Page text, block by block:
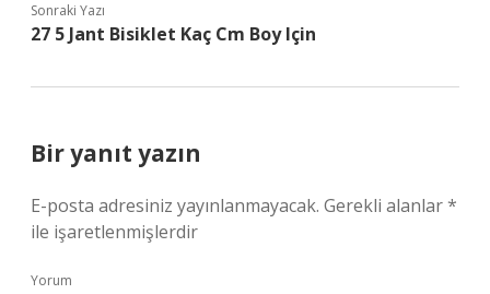
Sonraki Yazı
27 5 Jant Bisiklet Kaç Cm Boy Için
Bir yanıt yazın
E-posta adresiniz yayınlanmayacak. Gerekli alanlar*
ile işaretlenmişlerdir
Yorum